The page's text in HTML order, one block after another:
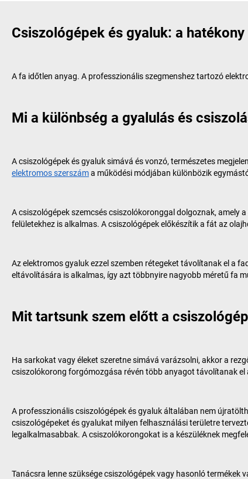
Csiszológépek és gyaluk: a
A fa időtlen anyag. A professzionális szegmenshez tartozó
Mi a különbség a gyalulás és
A csiszológépek és gyaluk simává és vonzó, természetes
elektromos szerszáma működési módjában különbözik
A csiszológépek szemcsés csiszolókoronggal dolgoznak, amely
felületekhez is alkalmas. A csiszológépek előkészítik a fát az
Az elektromos gyaluk ezzel szemben rétegeket távolítanak el a
eltávolítására is alkalmas, így azt többnyire nagyobb méretű fa
Mit tartsunk szem előtt a
Ha sarkokat vagy éleket szeretne simává varázsolni, akkor a
csiszolókorong forgómozgása révén több anyagot távolítanak
A professzionális csiszológépek és gyaluk általában nem
csiszológépeket és gyalukat milyen felhasználási területre
legalkalmasabbak. A csiszolókorongokat is a készüléknek
Tanácsra lenne szüksége csiszológépek vagy hasonló termékek